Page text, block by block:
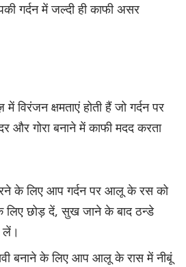
गर्दन में जल्दी ही काफी असर
क्षमताएं होती हैं जो गर्दन पर
और गोरा बनाने में काफी मदद करता
के लिए आप गर्दन पर आलू के रस को
लिए छोड़ दें, सुख जाने के बाद ठन्डे
लें।
बनाने के लिए आप आलू के रास में नीबूं